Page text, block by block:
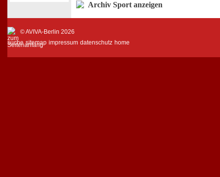
Archiv Sport anzeigen
© AVIVA-Berlin 2026
suche sitemap impressum datenschutz home